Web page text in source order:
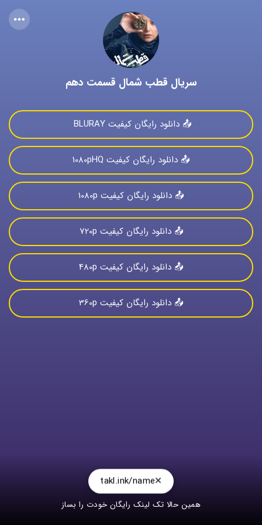
سریال قطب شمال قسمت دهم
📤 دانلود رایگان کیفیت BLURAY
📤 دانلود رایگان کیفیت 1080pHQ
📤 دانلود رایگان کیفیت 1080p
📤 دانلود رایگان کیفیت 720p
📤 دانلود رایگان کیفیت 480p
📤 دانلود رایگان کیفیت 360p
takl.ink/name
همین حالا تک لینک رایگان خودت را بساز